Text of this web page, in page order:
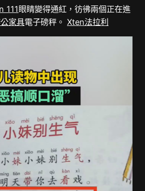
111眼睛變得通紅，彷彿兩個正在進
家具電子磅秤。Xten法拉利